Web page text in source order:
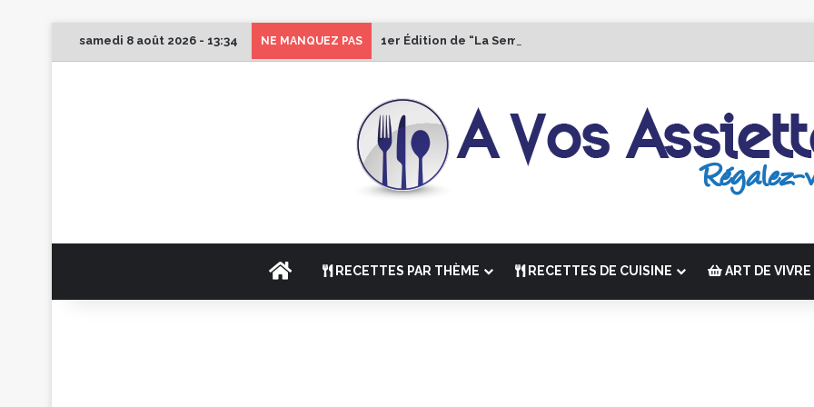
samedi 8 août 2026 - 13:34 NE MANQUEZ PAS 1er Édition de “La Semaine des Chefs” du 19 au 24 octobre 2026
ACCUEILRECETTES PAR THÈME RECETTES DE CUISINE ART DE VIVRE